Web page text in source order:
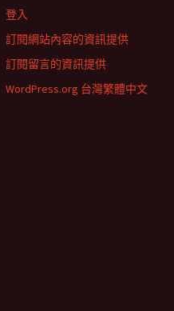
登入
訂閱網站內容的資訊提供
訂閱留言的資訊提供
WordPress.org 台灣繁體中文